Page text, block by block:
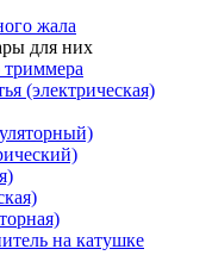
жала
для них
триммера
(электрическая)
на катушке